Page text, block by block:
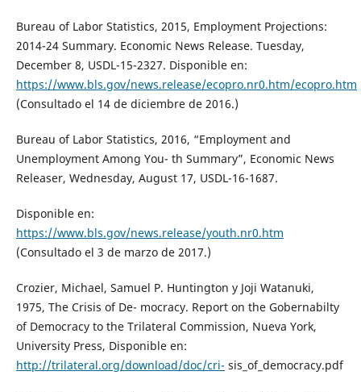
Bureau of Labor Statistics, 2015, Employment Projections:
2014-24 Summary. Economic News Release. Tuesday,
December 8, USDL-15-2327. Disponible en:
https://www.bls.gov/news.release/ecopro.nr0.htm/ecopro.htm
(Consultado el 14 de diciembre de 2016.)
Bureau of Labor Statistics, 2016, “Employment and
Unemployment Among You- th Summary”, Economic News
Releaser, Wednesday, August 17, USDL-16-1687.
Disponible en:
https://www.bls.gov/news.release/youth.nr0.htm
(Consultado el 3 de marzo de 2017.)
Crozier, Michael, Samuel P. Huntington y Joji Watanuki,
1975, The Crisis of De- mocracy. Report on the Gobernabilty
of Democracy to the Trilateral Commission, Nueva York,
University Press, Disponible en:
http://trilateral.org/download/doc/cri- sis_of_democracy.pdf